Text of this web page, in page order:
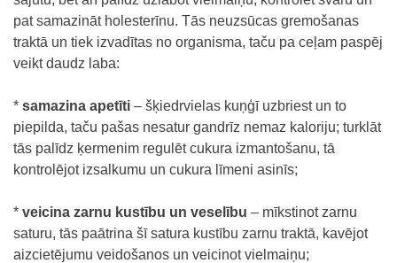
pat samazināt holesterīnu. Tās neuzsūcas gremošanas
traktā un tiek izvadītas no organisma, taču pa ceļam paspēj
veikt daudz laba:
* samazina apetīti – šķiedrvielas kuņģī uzbriest un to
piepilda, taču pašas nesatur gandrīz nemaz kaloriju; turklāt
tās palīdz ķermenim regulēt cukura izmantošanu, tā
kontrolējot izsalkumu un cukura līmeni asinīs;
* veicina zarnu kustību un veselību – mīkstinot zarnu
saturu, tās paātrina šī satura kustību zarnu traktā, kavējot
aizcietējumu veidošanos un veicinot vielmaiņu;